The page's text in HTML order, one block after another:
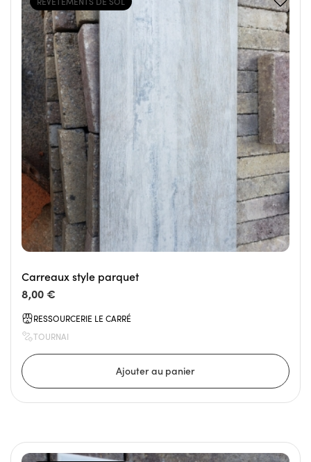
Carreaux style parquet
8,00 €
RESSOURCERIE LE CARRÉ
TOURNAI